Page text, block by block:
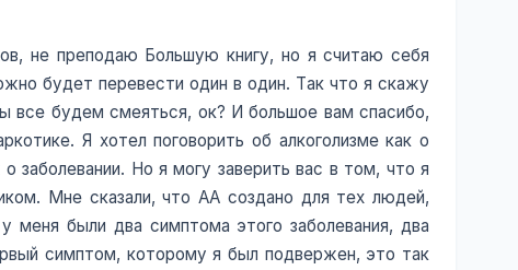
не преподаю Большую книгу, но я считаю себя
будет перевести один в один. Так что я скажу
все будем смеяться, ок? И большое вам спасибо,
Я хотел поговорить об алкоголизме как о
заболевании. Но я могу заверить вас в том, что я
Мне сказали, что АА создано для тех людей,
были два симптома этого заболевания, два
симптом, которому я был подвержен, это так